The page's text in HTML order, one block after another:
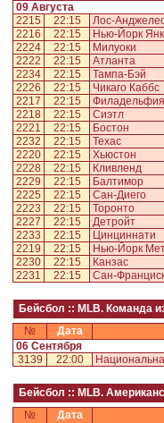
09 Августа
2215
22:15 Лос-
2216
22:15 Нью-Йорк
2224
22:15 Милуоки
2222
22:15 Атланта
2234
22:15 Тампа-Бэй
2226
22:15 Чикаго Каббс
2217
22:15 Филадельфия
2218
22:15 Сиэтл
2221
22:15 Бостон
2232
22:15 Техас
2220
22:15 Хьюстон
2228
22:15 Кливленд
2229
22:15 Балтимор
2225
22:15 Сан-Диего
2223
22:15 Торонто
2227
22:15 Детройт
2233
22:15 Цинциннати
2219
22:15 Нью-Йорк
2230
22:15 Канзас
2231
22:15 Сан-
Бейсбол :: MLB. Команда
№
Дата
06 Сентября
3139
22:00
Бейсбол :: MLB.
№
Дата